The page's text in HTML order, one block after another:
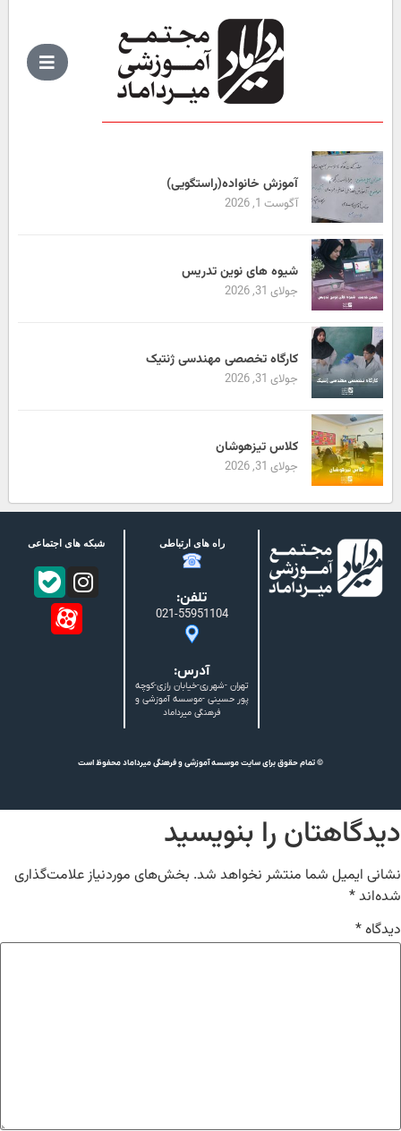
آموزش خانواده(راستگویی)
آگوست 1, 2026
شیوه های نوین تدریس
جولای 31, 2026
کارگاه تخصصی مهندسی ژنتیک
جولای 31, 2026
کلاس تیزهوشان
جولای 31, 2026
راه های ارتباطی
تلفن:
021-55951104
آدرس:
تهران -شهرری-خیابان رازی-کوچه
پور حسینی -موسسه آموزشی و
فرهنگی میرداماد
شبکه های اجتماعی
© تمام حقوق برای سایت موسسه آموزشی و فرهنگی میرداماد محفوظ است
دیدگاهتان را بنویسید
نشانی ایمیل شما منتشر نخواهد شد. بخش‌های موردنیاز علامت‌گذاری
شده‌اند*
دیدگاه*